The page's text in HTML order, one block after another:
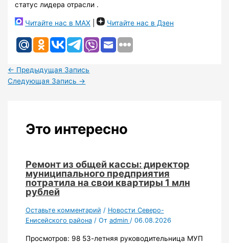
статус лидера отрасли .
Читайте нас в MAX | Читайте нас в Дзен
← Предыдущая Запись
Следующая Запись →
Это интересно
Ремонт из общей кассы: директор
муниципального предприятия
потратила на свои квартиры 1 млн
рублей
Оставьте комментарий / Новости Северо-
Енисейского района/ От admin / 06.08.2026
Просмотров: 98 53-летняя руководительница МУП